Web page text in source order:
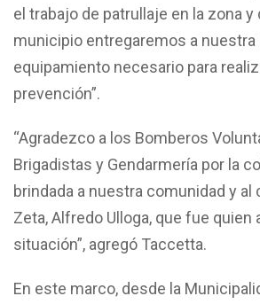
el trabajo de patrullaje en la zona y
municipio entregaremos a nuestra
equipamiento necesario para
prevención”.
“Agradezco a los Bomberos
Brigadistas y Gendarmería por la
brindada a nuestra comunidad y al
Zeta, Alfredo Ulloga, que fue quien
situación”, agregó Taccetta.
En este marco, desde la